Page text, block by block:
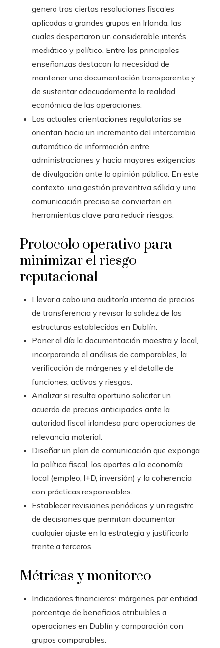
generó tras ciertas resoluciones fiscales
aplicadas a grandes grupos en Irlanda, las
cuales despertaron un considerable interés
mediático y político. Entre las principales
enseñanzas destacan la necesidad de
mantener una documentación transparente y
de sustentar adecuadamente la realidad
económica de las operaciones.
Las actuales orientaciones regulatorias se
orientan hacia un incremento del intercambio
automático de información entre
administraciones y hacia mayores exigencias
de divulgación ante la opinión pública. En este
contexto, una gestión preventiva sólida y una
comunicación precisa se convierten en
herramientas clave para reducir riesgos.
Protocolo operativo para
minimizar el riesgo
reputacional
Llevar a cabo una auditoría interna de precios
de transferencia y revisar la solidez de las
estructuras establecidas en Dublín.
Poner al día la documentación maestra y local,
incorporando el análisis de comparables, la
verificación de márgenes y el detalle de
funciones, activos y riesgos.
Analizar si resulta oportuno solicitar un
acuerdo de precios anticipados ante la
autoridad fiscal irlandesa para operaciones de
relevancia material.
Diseñar un plan de comunicación que exponga
la política fiscal, los aportes a la economía
local (empleo, I+D, inversión) y la coherencia
con prácticas responsables.
Establecer revisiones periódicas y un registro
de decisiones que permitan documentar
cualquier ajuste en la estrategia y justificarlo
frente a terceros.
Métricas y monitoreo
Indicadores financieros: márgenes por entidad,
porcentaje de beneficios atribuibles a
operaciones en Dublín y comparación con
grupos comparables.